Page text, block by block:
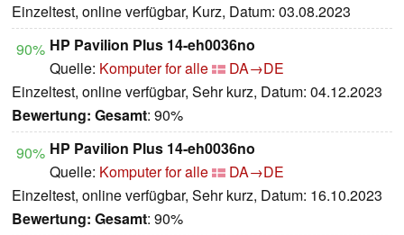
Einzeltest, online verfügbar, Kurz, Datum: 03.08.2023
90% HP Pavilion Plus 14-eh0036no
Quelle: Komputer for alle
DA→DE
Einzeltest, online verfügbar, Sehr kurz, Datum: 04.12.2023
Bewertung: Gesamt: 90%
90% HP Pavilion Plus 14-eh0036no
Quelle: Komputer for alle
DA→DE
Einzeltest, online verfügbar, Sehr kurz, Datum: 16.10.2023
Bewertung: Gesamt: 90%